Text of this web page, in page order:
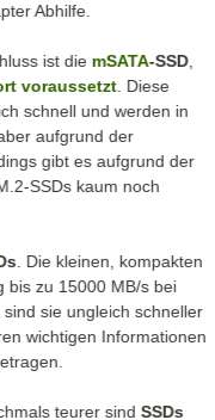
Abhilfe.
ist diemSATA-SSD
voraussetzt . Diese
schnell und werden in
aufgrund der
gibt es aufgrund der
SSDs kaum noch
. Die kleinen, kompakten
bis zu 15000 MB/s bei
sie ungleich schneller
wichtigen Informationen
teurer sindSSDs